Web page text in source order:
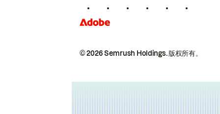
© 2026 Semrush Holdings.版权所有。